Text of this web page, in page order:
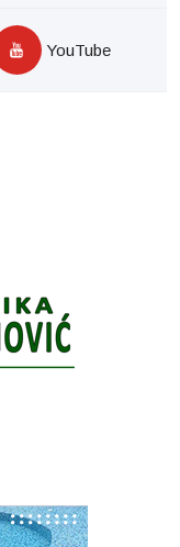
YouTube